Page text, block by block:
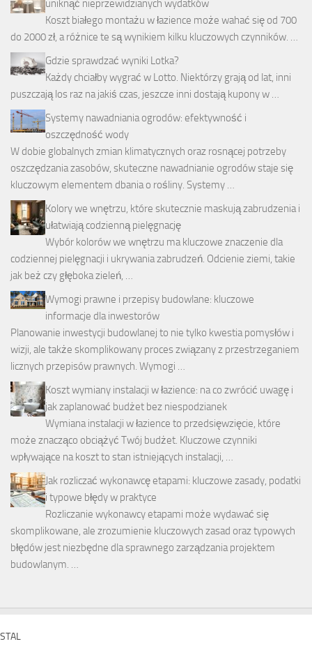
uniknąć nieprzewidzianych wydatków
Koszt białego montażu w łazience może wahać się od 700
do 2000 zł, a różnice te są wynikiem kilku kluczowych czynników. …
Gdzie sprawdzać wyniki Lotka?
Każdy chciałby wygrać w Lotto. Niektórzy grają od lat, inni
puszczają los raz na jakiś czas, jeszcze inni dostają kupony w …
Systemy nawadniania ogrodów: efektywność i
oszczędność wody
W dobie globalnych zmian klimatycznych oraz rosnącej potrzeby
oszczędzania zasobów, skuteczne nawadnianie ogrodów staje się
kluczowym elementem dbania o rośliny. Systemy …
Kolory we wnętrzu, które skutecznie maskują zabrudzenia i
ułatwiają codzienną pielęgnację
Wybór kolorów we wnętrzu ma kluczowe znaczenie dla
codziennej pielęgnacji i ukrywania zabrudzeń. Odcienie ziemi, takie
jak beż czy głęboka zieleń, …
Wymogi prawne i przepisy budowlane: kluczowe
informacje dla inwestorów
Planowanie inwestycji budowlanej to nie tylko kwestia pomysłów i
wizji, ale także skomplikowany proces związany z przestrzeganiem
licznych przepisów prawnych. Wymogi …
Koszt wymiany instalacji w łazience: na co zwrócić uwagę i
jak zaplanować budżet bez niespodzianek
Wymiana instalacji w łazience to przedsięwzięcie, które
może znacząco obciążyć Twój budżet. Kluczowe czynniki
wpływające na koszt to stan istniejących instalacji, …
Jak rozliczać wykonawcę etapami: kluczowe zasady, podatki
i typowe błędy w praktyce
Rozliczanie wykonawcy etapami może wydawać się
skomplikowane, ale zrozumienie kluczowych zasad oraz typowych
błędów jest niezbędne dla sprawnego zarządzania projektem
budowlanym. …
STAL